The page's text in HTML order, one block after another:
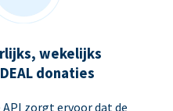
wekelijks
donaties
zorgt ervoor dat de